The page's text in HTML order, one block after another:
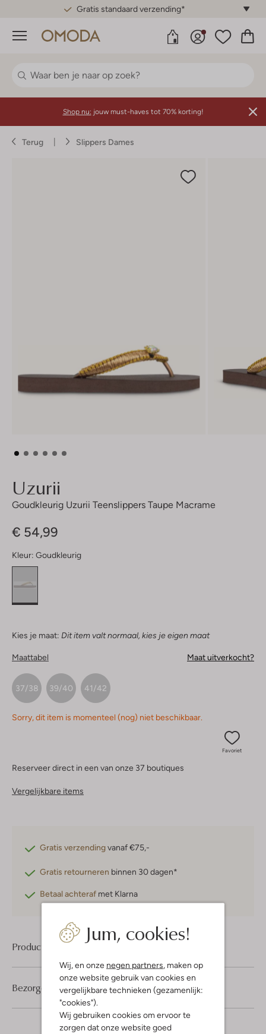
Gratis standaard verzending*
Menu
Jum, cookies!
Wij, en onze negen partners , maken op
onze website gebruik van cookies en
vergelijkbare technieken (gezamenlijk:
"cookies").
Wij gebruiken cookies om ervoor te
zorgen dat onze website goed
Shop nu: jouw must-haves tot 70% korting!
Terug Slippers Dames
Uzurii
Goudkleurig Uzurii Teenslippers Taupe Macrame
€ 54,99
Kleur: Goudkleurig
Kies je maat: Dit item valt normaal, kies je eigen maat
Maattabel Maat uitverkocht?
37/38 39/40 41/42
Sorry, dit item is momenteel (nog) niet beschikbaar.
Favoriet
Reserveer direct in een van onze 37 boutiques
Vergelijkbare items
Gratis verzendingvanaf €75,-
Gratis retourneren binnen 30 dagen*
Betaal achteraf met Klarna
Product informatie
Bezorgen & retourneren